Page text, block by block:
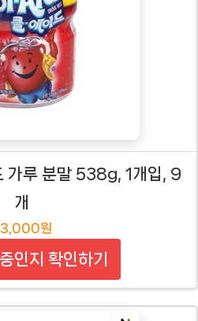
가루 분말 538g, 1개입, 9
개
원
인지 확인하기